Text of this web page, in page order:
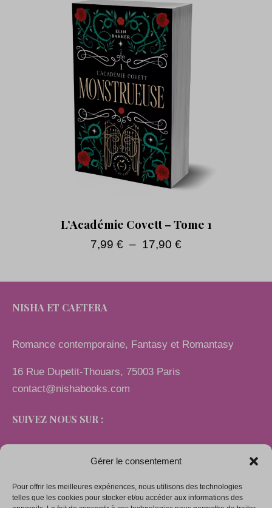
Gérer le consentement
Pour offrir les meilleures expériences, nous utilisons des technologies
telles que les cookies pour stocker et/ou accéder aux informations des
L’Académie Covett – Tome 1
7,99 € – 17,90 €
NISHA ET CAETERA
Romance contemporaine, Fantasy et Romantasy
16 Rue Dupetit-Thouars, 75003 Paris
contact@nishabooks.com
SUIVEZ NOUS SUR :
LIENS